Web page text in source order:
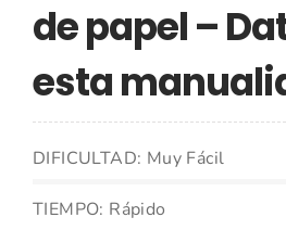
de papel –
esta
DIFICULTAD: Muy Fácil
TIEMPO: Rápido